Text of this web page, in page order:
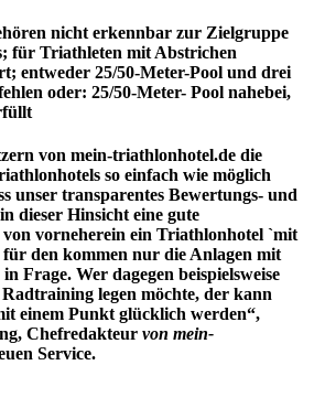
nicht erkennbar zur Zielgruppe
für Triathleten mit Abstrichen
entweder 25/50-Meter-Pool und drei
oder: 25/50-Meter- Pool nahebei,
von mein-triathlonhotel.de die
so einfach wie möglich
unser transparentes Bewertungs- und
dieser Hinsicht eine gute
vorneherein ein Triathlonhotel `mit
für den kommen nur die Anlagen mit
Frage. Wer dagegen beispielsweise
legen möchte, der kann
einem Punkt glücklich werden“,
Chefredakteur von mein-
Service.